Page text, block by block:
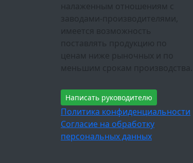
налаженным отношениям с
заводами-производителями,
имеется возможность
поставлять продукцию по
ценам ниже рыночных и по
меньшим срокам производства.
Написать руководителю
Политика конфиденциальности
Согласие на обработку
персональных данных